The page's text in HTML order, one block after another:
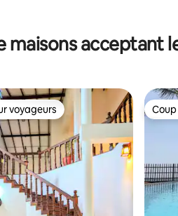
maisons acceptant
voyageurs
voyageurs